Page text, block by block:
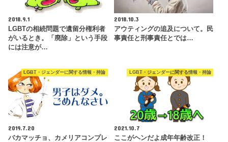
2018.9.1
LGBTの相続問題で遺留分権利者
がいるとき。「廃除」という手段
には注意が…
2018.10.3
アウティングの追及について。民
事責任と刑事責任とでは…
LGBT・ジェンダーに関する情報・持論
2019.7.20
バカマッチョ、カメリアコンプレ
LGBT・ジェンダーに関する情報・持論
2021.10.7
ここがヘンだよ成年年齢改正！